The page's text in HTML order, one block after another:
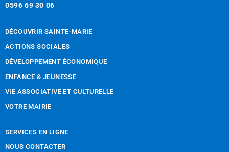
0596 69 30 06
DÉCOUVRIR SAINTE-MARIE
ACTIONS SOCIALES
DÉVELOPPEMENT ÉCONOMIQUE
ENFANCE & JEUNESSE
VIE ASSOCIATIVE ET CULTURELLE
VOTRE MAIRIE
SERVICES EN LIGNE
NOUS CONTACTER